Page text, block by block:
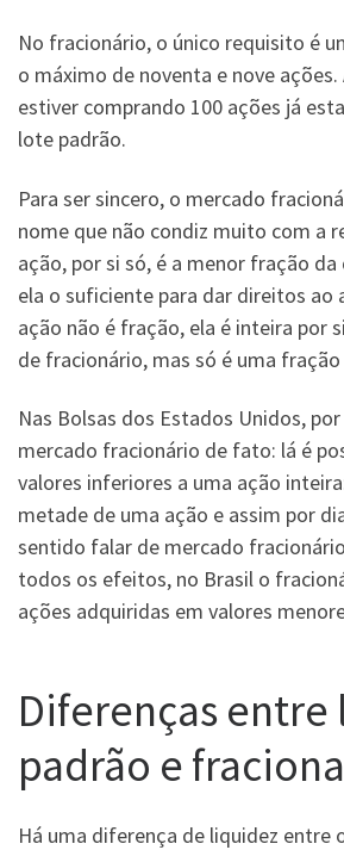
No fracionário, o único requisito é
o máximo de noventa e nove ações.
estiver comprando 100 ações já
lote padrão.
Para ser sincero, o mercado
nome que não condiz muito com a
ação, por si só, é a menor fração da
ela o suficiente para dar direitos ao
ação não é fração, ela é inteira por
de fracionário, mas só é uma
Nas Bolsas dos Estados Unidos,
mercado fracionário de fato: lá é
valores inferiores a uma ação
metade de uma ação e assim por
sentido falar de mercado
todos os efeitos, no Brasil o
ações adquiridas em valores
Diferenças entre
padrão e
Há uma diferença de liquidez entre